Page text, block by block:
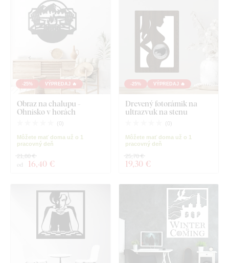
-25% VÝPREDAJ 🔥
Obraz na chalupu -
Ohnisko v horách
( 0)
Môžete mať doma už o 1
pracovný deň
od 16,40 €
21,80 €
-25% VÝPREDAJ 🔥
Drevený fotorámik na
ultrazvuk na stenu
( 0)
Môžete mať doma už o 1
pracovný deň
19,30 €
25,70 €